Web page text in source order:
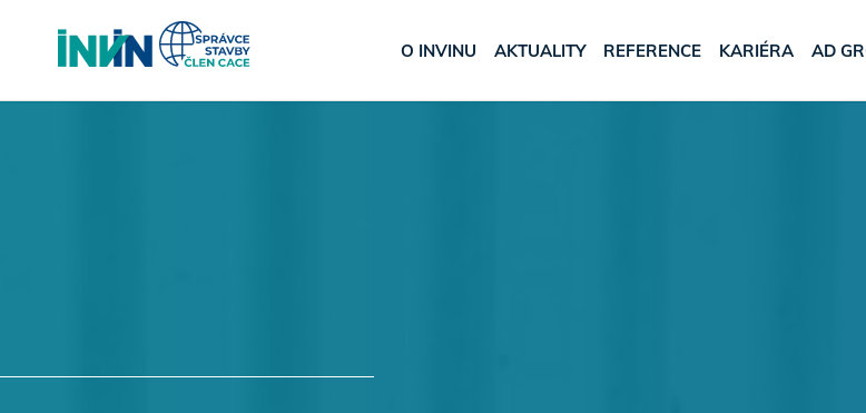
O INVINU AKTUALITY REFERENCE KARIÉRA AD